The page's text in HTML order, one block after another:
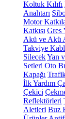
Koltuk Kılıfı
Anahtarı
Motor
Katkısı Gres
Akü ve Akü
Takviye
SilecekYan
Setleri Oto
Kapağı
İlk Yardım
Çekici
Reflektörleri
Aletleri Buz